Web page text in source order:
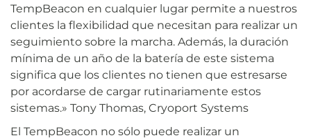
TempBeacon en cualquier lugar permite a nuestros
clientes la flexibilidad que necesitan para realizar un
seguimiento sobre la marcha. Además, la duración
mínima de un año de la batería de este sistema
significa que los clientes no tienen que estresarse
por acordarse de cargar rutinariamente estos
sistemas.» Tony Thomas, Cryoport Systems
El TempBeacon no sólo puede realizar un